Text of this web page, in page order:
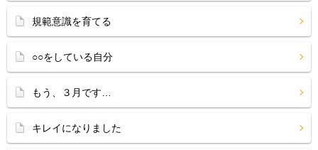
規範意識を育てる
○○をしている自分
もう、３月です…
キレイになりました